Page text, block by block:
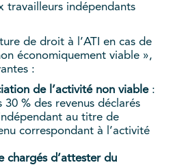
travailleurs indépendants
de droit à l’ATI en cas de
économiquement viable »,
:
de l’activité non viable:
30 % des revenus déclarés
au titre de
correspondant à l’activité
chargés d’attester du